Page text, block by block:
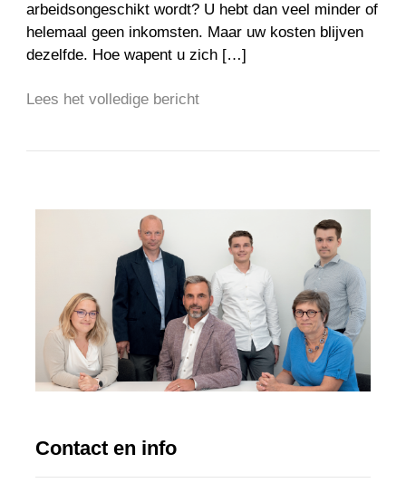
arbeidsongeschikt wordt? U hebt dan veel minder of
helemaal geen inkomsten. Maar uw kosten blijven
dezelfde. Hoe wapent u zich […]
Lees het volledige bericht
Contact en info